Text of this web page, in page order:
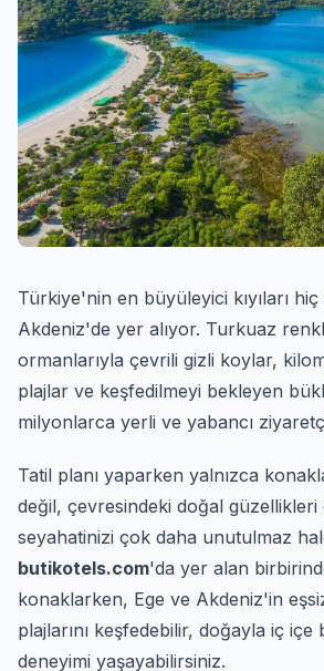
Türkiye'nin en büyüleyici kıyıları
Akdeniz'de yer alıyor. Turkuaz
ormanlarıyla çevrili gizli koylar,
plajlar ve keşfedilmeyi bekleyen
milyonlarca yerli ve yabancı
Tatil planı yaparken yalnızca
değil, çevresindeki doğal güzellikleri
seyahatinizi çok daha unutulmaz
butikotels.com'da yer alan
konaklarken, Ege ve Akdeniz'in
plajlarını keşfedebilir, doğayla iç
deneyimi yaşayabilirsiniz.